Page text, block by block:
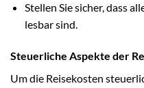
Stellen Sie sicher, dass
lesbar sind.
Steuerliche Aspekte der
Um die Reisekosten